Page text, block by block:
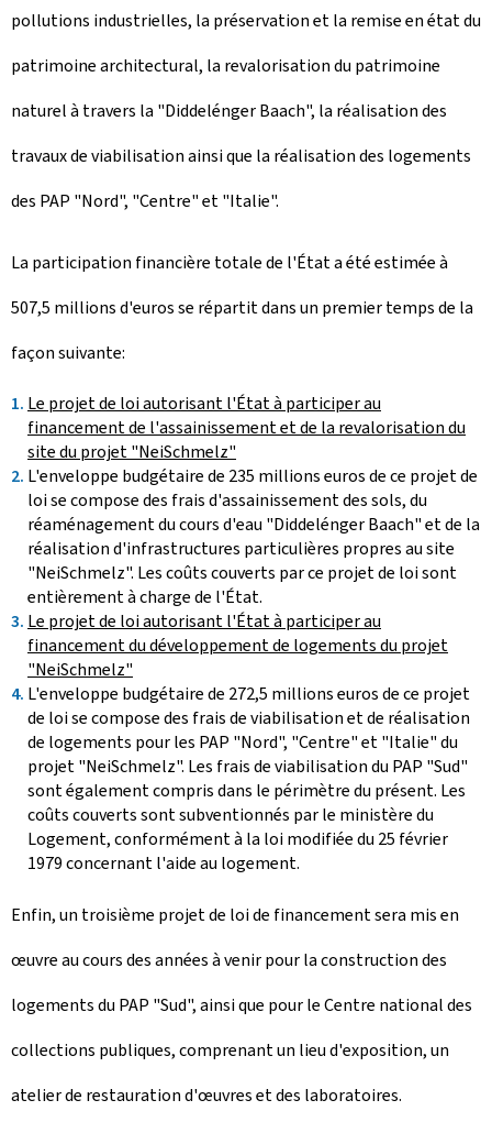
pollutions industrielles, la préservation et la remise en état du
patrimoine architectural, la revalorisation du patrimoine
naturel à travers la "Diddelénger Baach", la réalisation des
travaux de viabilisation ainsi que la réalisation des logements
des PAP "Nord", "Centre" et "Italie".
La participation financière totale de l'État a été estimée à
507,5 millions d'euros se répartit dans un premier temps de la
façon suivante:
Le projet de loi autorisant l'État à participer au
financement de l'assainissement et de la revalorisation du
site du projet "NeiSchmelz"
L'enveloppe budgétaire de 235 millions euros de ce projet de
loi se compose des frais d'assainissement des sols, du
réaménagement du cours d'eau "Diddelénger Baach" et de la
réalisation d'infrastructures particulières propres au site
"NeiSchmelz". Les coûts couverts par ce projet de loi sont
entièrement à charge de l'État.
Le projet de loi autorisant l'État à participer au
financement du développement de logements du projet
"NeiSchmelz"
L'enveloppe budgétaire de 272,5 millions euros de ce projet
de loi se compose des frais de viabilisation et de réalisation
de logements pour les PAP "Nord", "Centre" et "Italie" du
projet "NeiSchmelz". Les frais de viabilisation du PAP "Sud"
sont également compris dans le périmètre du présent. Les
coûts couverts sont subventionnés par le ministère du
Logement, conformément à la loi modifiée du 25 février
1979 concernant l'aide au logement.
Enfin, un troisième projet de loi de financement sera mis en
œuvre au cours des années à venir pour la construction des
logements du PAP "Sud", ainsi que pour le Centre national des
collections publiques, comprenant un lieu d'exposition, un
atelier de restauration d'œuvres et des laboratoires.